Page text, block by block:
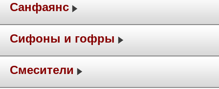
Санфаянс
Сифоны и гофры
Смесители